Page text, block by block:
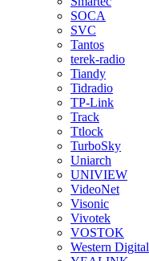
SOCA
SVC
Tantos
terek-radio
Tiandy
Tidradio
TP-Link
Track
Ttlock
TurboSky
Uniarch
UNIVIEW
VideoNet
Visonic
Vivotek
VOSTOK
Western Digital